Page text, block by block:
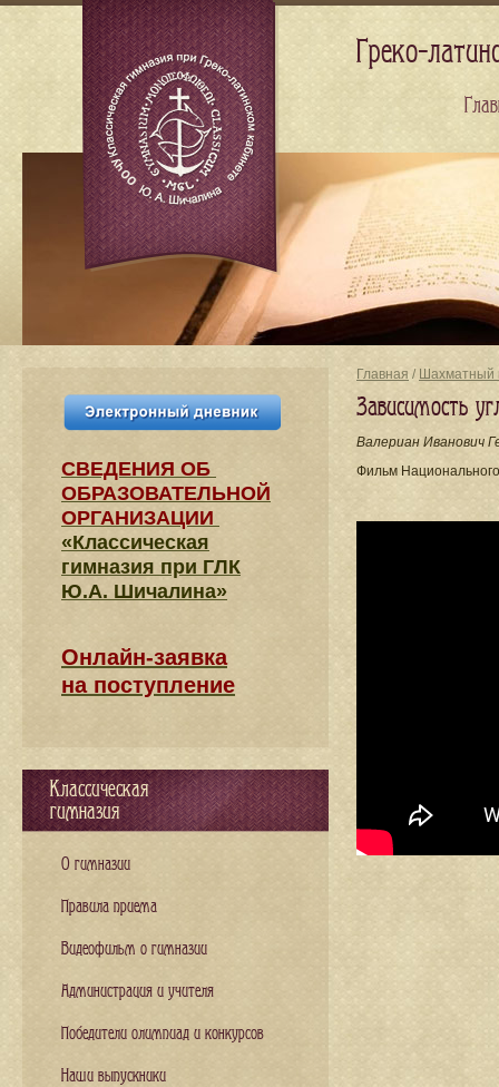
Главная / Шахматный
Зависимость
Валериан Иванович
Фильм
СВЕДЕНИЯ​ ОБ
ОБРАЗОВАТЕЛЬНОЙ
ОРГАНИЗАЦИИ
«Классическая
гимназия при ГЛК
Ю.А. Шичалина»
Онлайн-заявка
на поступление
Классическая
гимназия
О гимназии
Правила приема
Видеофильм о гимназии
Администрация и учителя
Победители олимпиад и конкурсов
Наши выпускники
Греко-